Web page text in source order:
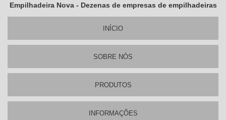
Empilhadeira Nova - Dezenas de empresas de empilhadeiras
INÍ­CIO
SOBRE NÓS
PRODUTOS
INFORMAÇÕES